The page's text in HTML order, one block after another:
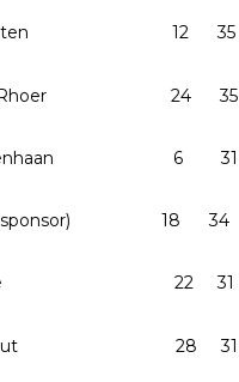
12 35
de Rhoer 24 35
6 31
(sponsor) 18 34
Rĳke 22 31
28 31